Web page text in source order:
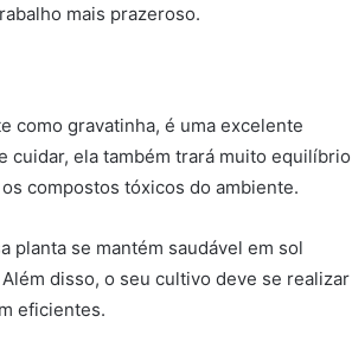
mais prazeroso.
como gravatinha, é uma excelente
cuidar, ela também trará muito equilíbrio
compostos tóxicos do ambiente.
planta se mantém saudável em sol
disso, o seu cultivo deve se realizar
eficientes.